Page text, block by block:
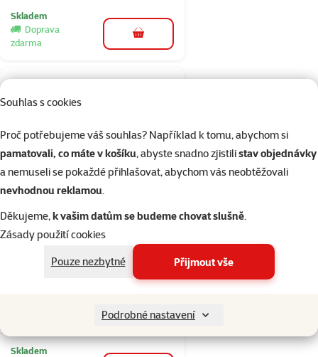
Souhlas s cookies
Proč potřebujeme váš souhlas? Například k tomu, abychom si
pamatovali, co máte v košíku, abyste snadno zjistilistav objednávky
a nemuseli se pokaždé přihlašovat, abychom vás neobtěžovali
nevhodnou reklamou.
Děkujeme,k vašim datům se budeme chovat slušně.
Zásady použití cookies
Pouze nezbytné
Přijmout vše
Podrobné nastavení
Skladem
Doprava
zdarma
do košíku
hliníková bílá 660
Cena
3 059 Kč
Skladem
Transportní klec
Hodnocení 0%
Cena
6 999 Kč
Skladem